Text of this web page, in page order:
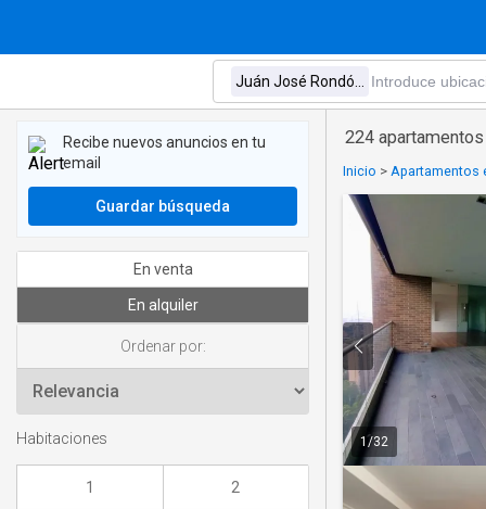
224
Inicio > Apartamentos
1 /32
Recibe nuevos anuncios en tu
email
Guardar búsqueda
En venta
En alquiler
Ordenar por:
Habitaciones
1 2